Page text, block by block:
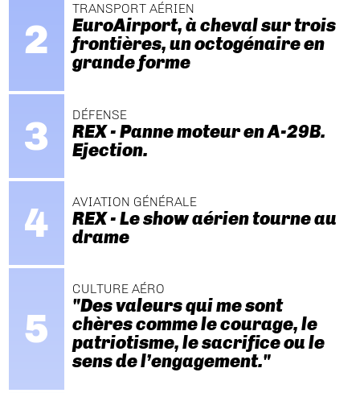
TRANSPORT AÉRIEN
EuroAirport, à cheval sur trois
frontières, un octogénaire en
grande forme
DÉFENSE
REX - Panne moteur en A-29B.
Ejection.
AVIATION GÉNÉRALE
REX - Le show aérien tourne au
drame
CULTURE AÉRO
"Des valeurs qui me sont
chères comme le courage, le
patriotisme, le sacrifice ou le
sens de l’engagement."